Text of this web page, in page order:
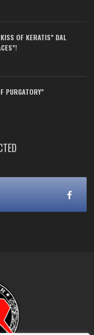
OF KERATIS” DAL
PURGATORY”